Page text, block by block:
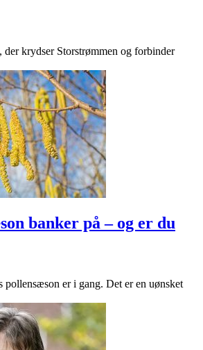
der krydser Storstrømmen og forbinder
banker på – og er du
pollensæson er i gang. Det er en uønsket